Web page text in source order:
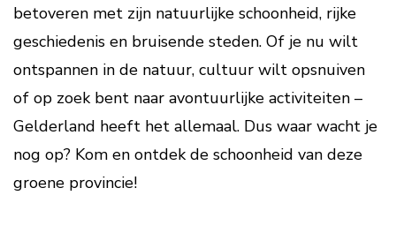
betoveren met zijn natuurlijke schoonheid, rijke
geschiedenis en bruisende steden. Of je nu wilt
ontspannen in de natuur, cultuur wilt opsnuiven
of op zoek bent naar avontuurlijke activiteiten –
Gelderland heeft het allemaal. Dus waar wacht je
nog op? Kom en ontdek de schoonheid van deze
groene provincie!